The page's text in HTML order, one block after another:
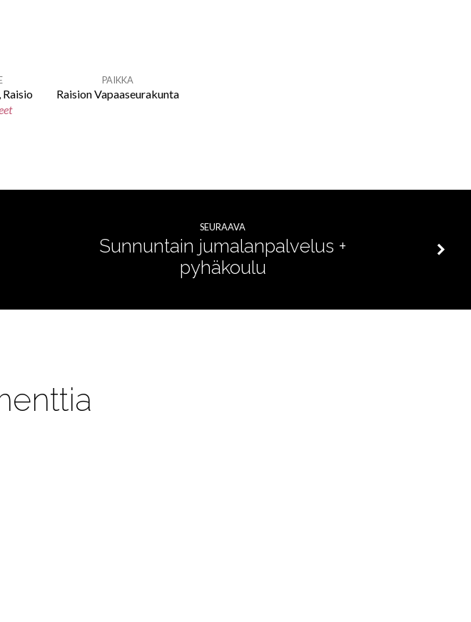
Raisio
PAIKKA
Raision Vapaaseurakunta
SEURAAVA
Sunnuntain jumalanpalvelus +
pyhäkoulu